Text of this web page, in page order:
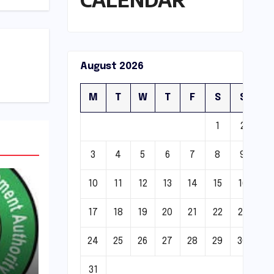
August 2026
M T W T F S S
1 2
3 4 5 6 7 8 9
10 11 12 13 14 15 16
17 18 19 20 21 22 23
24 25 26 27 28 29 30
31